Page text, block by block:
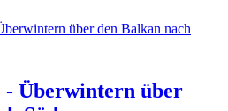
- Überwintern über